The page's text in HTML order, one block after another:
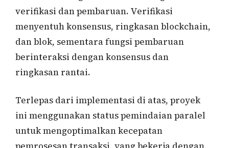
verifikasi dan pembaruan. Verifikasi
menyentuh konsensus, ringkasan blockchain,
dan blok, sementara fungsi pembaruan
berinteraksi dengan konsensus dan
ringkasan rantai.
Terlepas dari implementasi di atas, proyek
ini menggunakan status pemindaian paralel
untuk mengoptimalkan kecepatan